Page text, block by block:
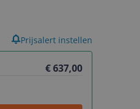
€ 637,00
Prijsalert instellen